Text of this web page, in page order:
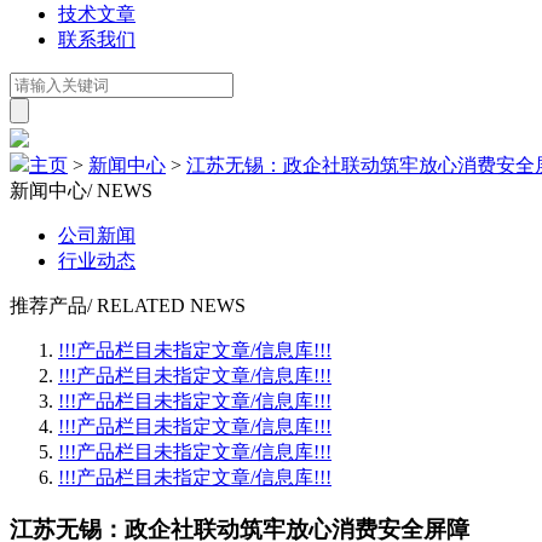
技术文章
联系我们
主页 > 新闻中心 > 江苏无锡：政企社联动筑牢放心消费安全
新闻中心/ NEWS
公司新闻
行业动态
推荐产品/ RELATED NEWS
!!!产品栏目未指定文章/信息库!!!
!!!产品栏目未指定文章/信息库!!!
!!!产品栏目未指定文章/信息库!!!
!!!产品栏目未指定文章/信息库!!!
!!!产品栏目未指定文章/信息库!!!
!!!产品栏目未指定文章/信息库!!!
江苏无锡：政企社联动筑牢放心消费安全屏障